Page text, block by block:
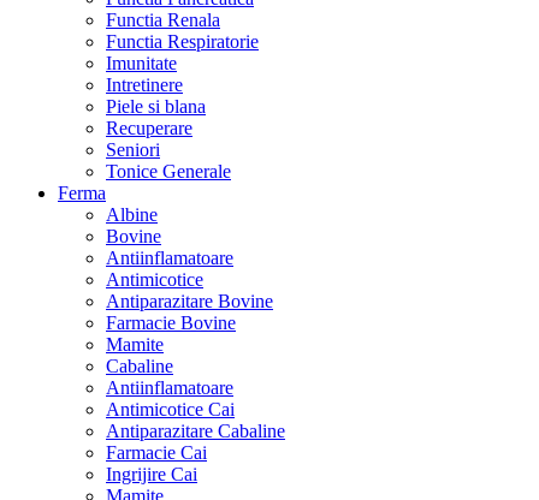
Functia Renala
Functia Respiratorie
Imunitate
Intretinere
Piele si blana
Recuperare
Seniori
Tonice Generale
Ferma
Albine
Bovine
Antiinflamatoare
Antimicotice
Antiparazitare Bovine
Farmacie Bovine
Mamite
Cabaline
Antiinflamatoare
Antimicotice Cai
Antiparazitare Cabaline
Farmacie Cai
Ingrijire Cai
Mamite